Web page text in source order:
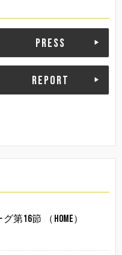
PRESS
REPORT
16節 （HOME）